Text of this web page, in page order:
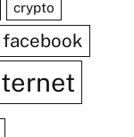
crypto
facebook